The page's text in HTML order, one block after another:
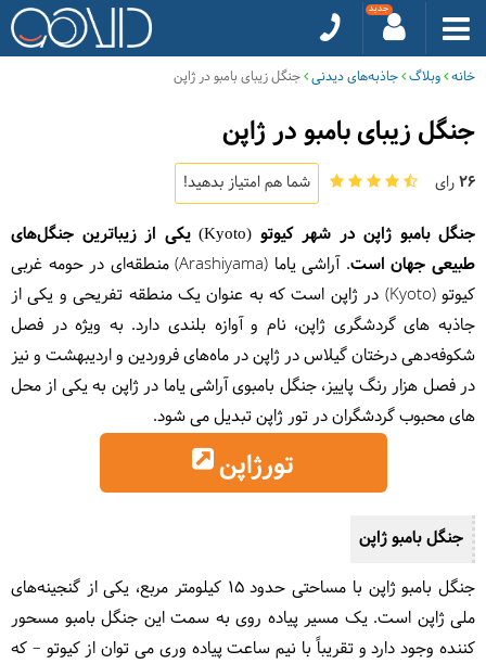
خانه وبلاگ جاذبه‌های دیدنی جنگل زیبای بامبو در ژاپن
جنگل زیبای بامبو در ژاپن
26رای شما هم امتیاز بدهید!
جنگل بامبو ژاپن در شهر کیوتو (Kyoto) یکی از زیباترین جنگل‌های
طبیعی جهان است
. آراشی یاما (Arashiyama) منطقه‌ای در حومه غربی
کیوتو (Kyoto) در ژاپن است که به عنوان یک منطقه تفریحی و یکی از
جاذبه های گردشگری ژاپن، نام و آوازه بلندی دارد. به ویژه در فصل
شکوفه‌دهی درختان گیلاس در ژاپن در ماه‌های فروردین و اردیبهشت و نیز
در فصل هزار رنگ پاییز، جنگل بامبوی آراشی یاما در ژاپن به یکی از محل
های محبوب گردشگران در تور ژاپن تبدیل می شود.
تورژاپن
جنگل بامبو ژاپن
جنگل بامبو ژاپن با مساحتی حدود 15 کیلومتر مربع، یکی از گنجینه‌های
ملی ژاپن است. یک مسیر پیاده روی به سمت این جنگل بامبو مسحور
کننده وجود دارد و تقریباً با نیم ساعت پیاده وری می توان از کیوتو – که